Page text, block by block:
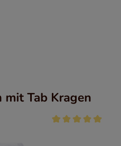
mit Tab Kragen